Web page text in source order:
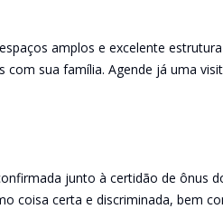
amplos e excelente
sua família. Agende já uma
junto à certidão de ônus
coisa certa e discriminada, bem